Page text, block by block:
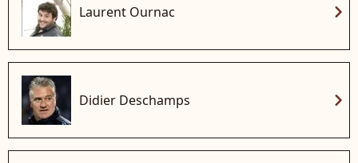
Laurent Ournac chevron_right
Didier Deschamps chevron_right